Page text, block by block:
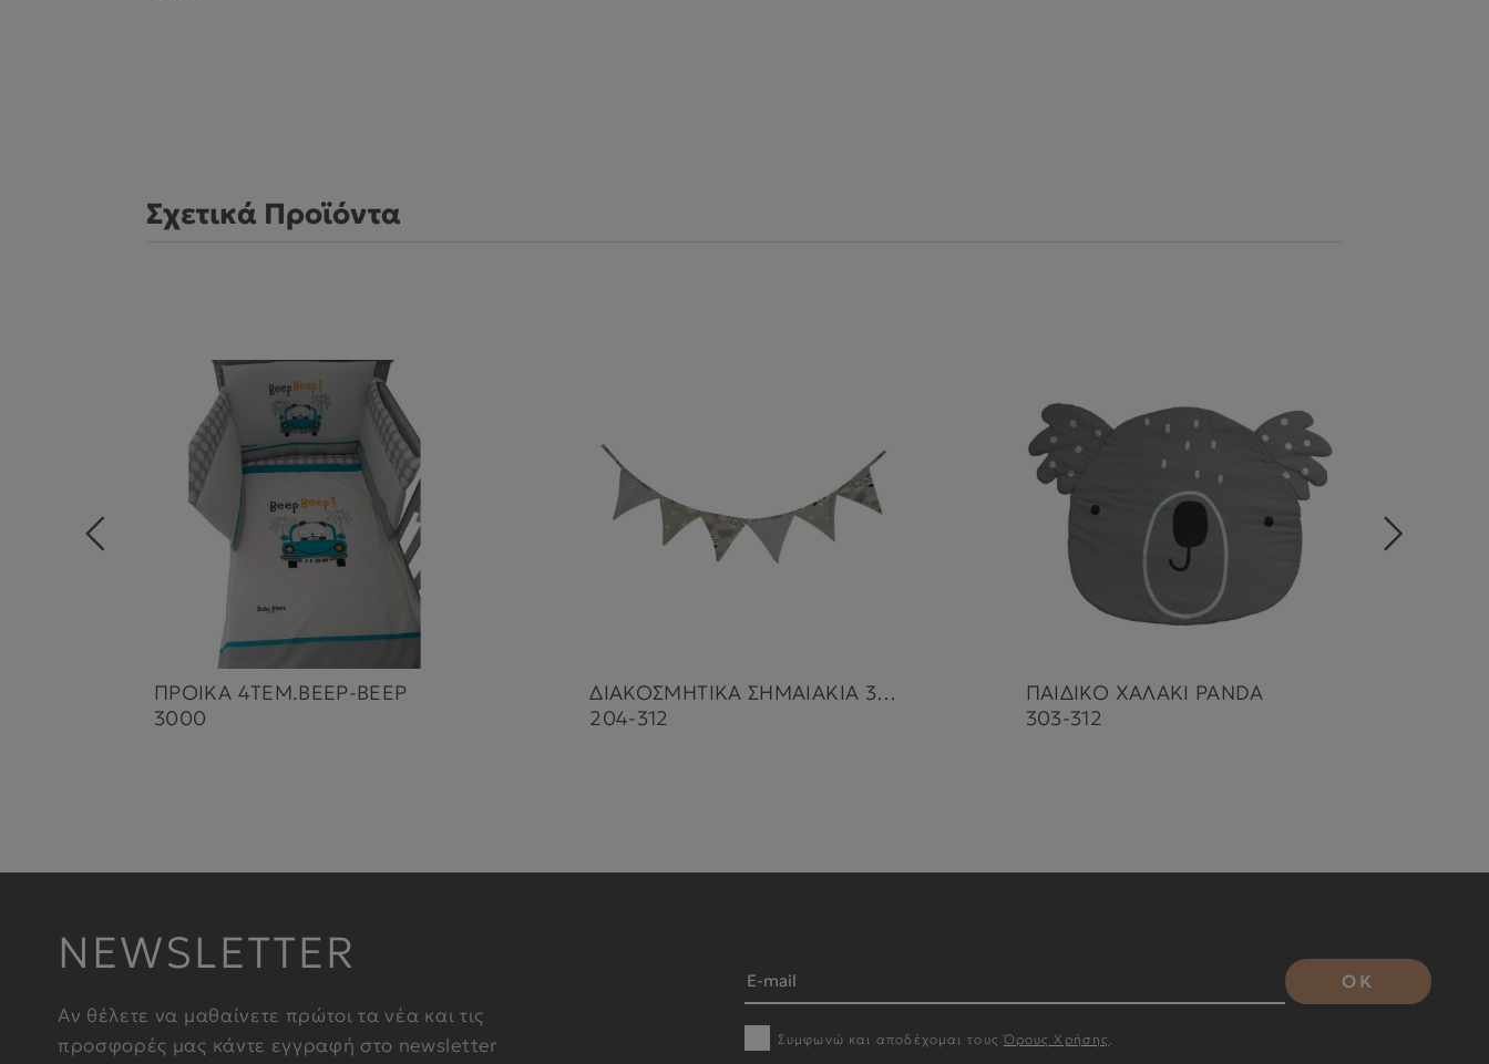
Σχετικά Προϊόντα
ΠΡΟΙΚΑ 4ΤΕΜ.ΒΕΕΡ-ΒΕΕΡ
3000
ΔΙΑΚΟΣΜΗΤΙΚΑ ΣΗΜΑΙΑΚΙΑ 3,00m PANDA
204-312
ΠΑΙΔΙΚΟ ΧΑΛΑΚΙ PANDA
303-312
NEWSLETTER
Αν θέλετε να μαθαίνετε πρώτοι τα νέα και τις
προσφορές μας κάντε εγγραφή στο newsletter
Συμφωνώ και αποδέχομαι τουςΌρους Χρήσης
OK